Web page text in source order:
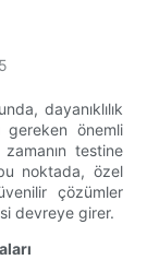
dayanıklılık
gereken önemli
testine
noktada, özel
çözümler
devreye girer.